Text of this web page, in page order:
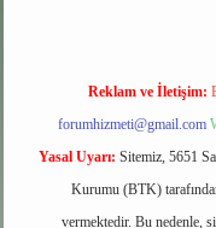
Reklam ve İletişim:
forumhizmeti@gmail.com
Yasal Uyarı: Sitemiz, 5651
Kurumu (BTK)
vermektedir. Bu nedenle,